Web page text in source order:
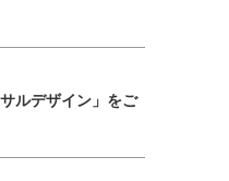
ルデザイン」をご